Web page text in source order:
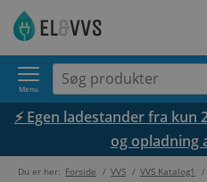
Menu
⚡ Egen ladestander fra
og opladning
Du er her: Forside / VVS / VVS Katalog1 /